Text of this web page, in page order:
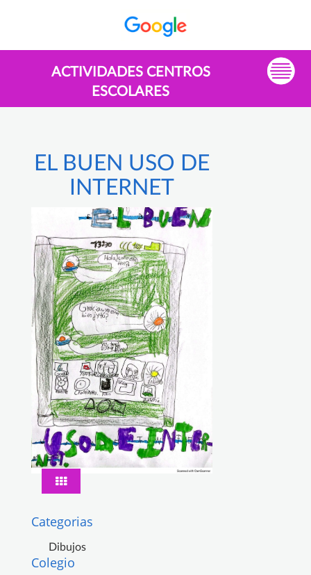
ACTIVIDADES CENTROS
ESCOLARES
EL BUEN USO DE
INTERNET
Categorias
Dibujos
Colegio